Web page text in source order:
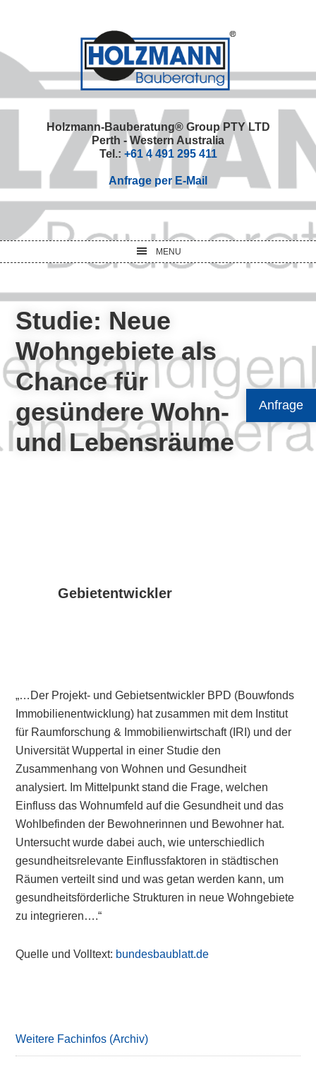
Anfrage
navigation
content
sidebar
Holzmann-Bauberatung® Group PTY LTD
Perth - Western Australia
Tel.: +61 4 491 295 411
Anfrage per E-Mail
MENU
Studie: Neue
Wohngebiete als
Chance für
gesündere Wohn-
und Lebensräume
Gebietentwickler
„…Der Projekt- und Gebietsentwickler BPD (Bouwfonds
Immobilienentwicklung) hat zusammen mit dem Institut
für Raumforschung & Immobilienwirtschaft (IRI) und der
Universität Wuppertal in einer Studie den
Zusammenhang von Wohnen und Gesundheit
analysiert. Im Mittelpunkt stand die Frage, welchen
Einfluss das Wohnumfeld auf die Gesundheit und das
Wohlbefinden der Bewohnerinnen und Bewohner hat.
Untersucht wurde dabei auch, wie unterschiedlich
gesundheitsrelevante Einflussfaktoren in städtischen
Räumen verteilt sind und was getan werden kann, um
gesundheitsförderliche Strukturen in neue Wohngebiete
zu integrieren….“
Quelle und Volltext: bundesbaublatt.de
Weitere Fachinfos (Archiv)